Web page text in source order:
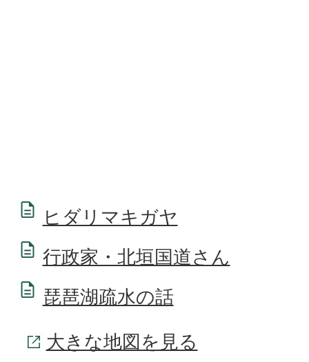
ヒダリマキガヤ
行政家・北垣国道さん
琵琶湖疏水の話
大きな地図を見る